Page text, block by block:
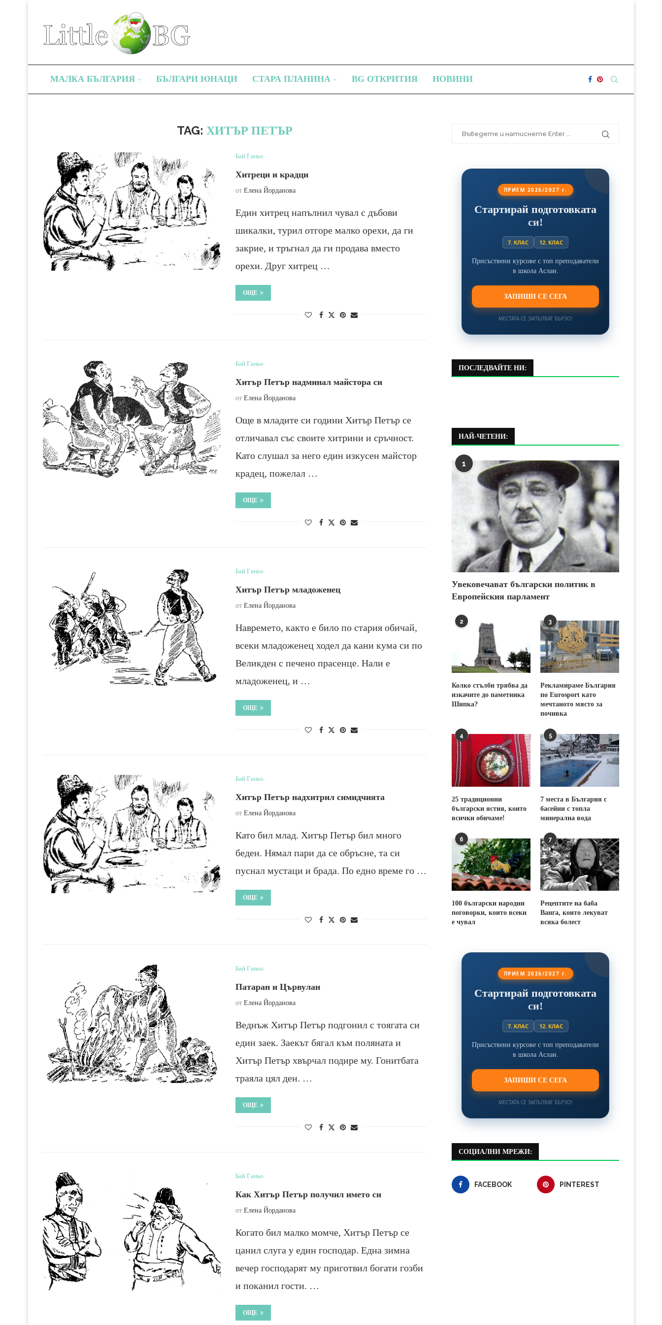
МАЛКА БЪЛГАРИЯ БЪЛГАРИ ЮНАЦИ СТАРА ПЛАНИНА BG ОТКРИТИЯ НОВИНИ
TAG:ХИТЪР ПЕТЪР
Бай Ганьо
Хитреци и крадци
от Елена Йорданова
Един хитрец напълнил чувал с дъбови
шикалки, турил отгоре малко орехи, да ги
закрие, и тръгнал да ги продава вместо
орехи. Друг хитрец …
ОЩЕ
Бай Ганьо
Хитър Петър надминал майстора си
от Елена Йорданова
Още в младите си години Хитър Петър се
отличавал със своите хитрини и сръчност.
Като слушал за него един изкусен майстор
крадец, пожелал …
ОЩЕ
Бай Ганьо
Хитър Петър младоженец
от Елена Йорданова
Навремето, както е било по стария обичай,
всеки младоженец ходел да кани кума си по
Великден с печено прасенце. Нали е
младоженец, и …
ОЩЕ
Бай Ганьо
Хитър Петър надхитрил симидчията
от Елена Йорданова
Като бил млад. Хитър Петър бил много
беден. Нямал пари да се обръсне, та си
пуснал мустаци и брада. По едно време го …
ОЩЕ
Бай Ганьо
Патаран и Цървулан
от Елена Йорданова
Веднъж Хитър Петър подгонил с тоягата си
един заек. Заекът бягал към поляната и
Хитър Петър хвърчал подире му. Гонитбата
траяла цял ден. …
ОЩЕ
Бай Ганьо
Как Хитър Петър получил името си
от Елена Йорданова
Когато бил малко момче, Хитър Петър се
цанил слуга у един господар. Една зимна
вечер господарят му приготвил богати гозби
и поканил гости. …
ОЩЕ
ПРИЕМ 2026/2027 г.
Стартирай подготовката
си!
7. КЛАС 12. КЛАС
Присъствени курсове с топ преподаватели
в школа Аслан.
ЗАПИШИ СЕ СЕГА
МЕСТАТА СЕ ЗАПЪЛВАТ БЪРЗО!
ПОСЛЕДВАЙТЕ НИ:
НАЙ-ЧЕТЕНИ:
1
Увековечават български политик в
Европейския парламент
2
Колко стълби трябва да
изкачите до паметника
Шипка?
3
Рекламираме България
по Eurosport като
мечтаното място за
почивка
4
25 традиционни
български ястия, които
всички обичаме!
5
7 места в България с
басейни с топла
минерална вода
6
100 български народни
поговорки, които всеки
е чувал
7
Рецептите на баба
Ванга, които лекуват
всяка болест
ПРИЕМ 2026/2027 г.
Стартирай подготовката
си!
7. КЛАС 12. КЛАС
Присъствени курсове с топ преподаватели
в школа Аслан.
ЗАПИШИ СЕ СЕГА
МЕСТАТА СЕ ЗАПЪЛВАТ БЪРЗО!
СОЦИАЛНИ МРЕЖИ:
FACEBOOK PINTEREST